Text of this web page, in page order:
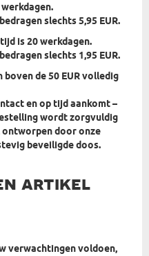
slechts 5,95 EUR.
is 20 werkdagen.
slechts 1,95 EUR.
de 50 EUR volledig
en op tijd aankomt –
wordt zorgvuldig
door onze
beveiligde doos.
artikel
verwachtingen voldoen,